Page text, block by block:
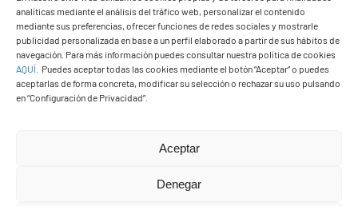
analíticas mediante el análisis del tráfico web, personalizar el contenido
mediante sus preferencias, ofrecer funciones de redes sociales y mostrarle
publicidad personalizada en base a un perfil elaborado a partir de sus hábitos de
navegación. Para más información puedes consultar nuestra política de cookies
AQUÍ
Puedes aceptar todas las cookies mediante el botón “Aceptar” o puedes
aceptarlas de forma concreta, modificar su selección o rechazar su uso pulsando
en “Configuración de Privacidad”.
Aceptar
Denegar
Ayuntamiento de Yaiza
Pza. de Los Remedios, 1
35570 – Yaiza
Tel:928 83 62 20
© Copyright2026 Ayuntamiento de Yaiza - Todos los